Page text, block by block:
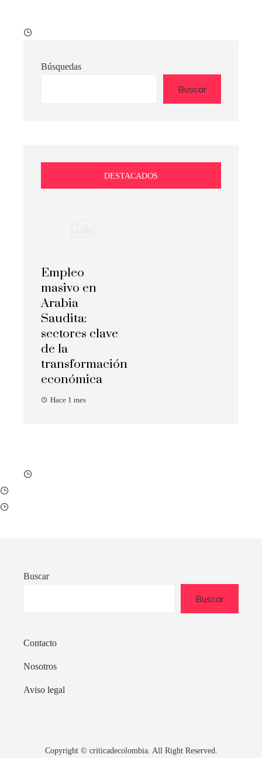
Búsquedas
Buscar
DESTACADOS
Empleo
masivo en
Arabia
Saudita:
sectores clave
de la
transformación
económica
Hace 1 mes
Buscar
Buscar
Contacto
Nosotros
Aviso legal
Copyright © criticadecolombia. All Right Reserved.